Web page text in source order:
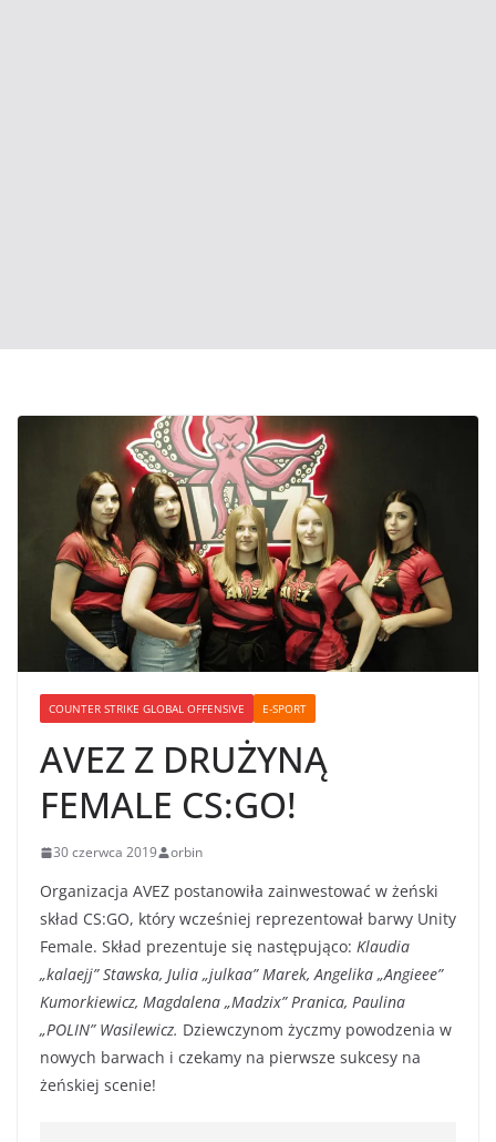
COUNTER STRIKE GLOBAL OFFENSIVE E-SPORT
AVEZ Z DRUŻYNĄ
FEMALE CS:GO!
30 czerwca 2019 orbin
Organizacja AVEZ postanowiła zainwestować w żeński
skład CS:GO, który wcześniej reprezentował barwy Unity
Female. Skład prezentuje się następująco: Klaudia
„kalaejj” Stawska, Julia „julkaa” Marek, Angelika „Angieee”
Kumorkiewicz, Magdalena „Madzix” Pranica, Paulina
„POLIN” Wasilewicz. Dziewczynom życzmy powodzenia w
nowych barwach i czekamy na pierwsze sukcesy na
żeńskiej scenie!